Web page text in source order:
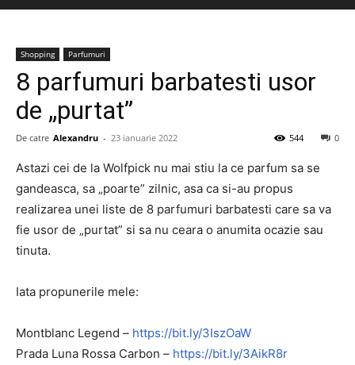
Shopping Parfumuri
8 parfumuri barbatesti usor
de „purtat”
De catre Alexandru - 23 ianuarie 2022 0
544
Astazi cei de la Wolfpick nu mai stiu la ce parfum sa se
gandeasca, sa „poarte” zilnic, asa ca si-au propus
realizarea unei liste de 8 parfumuri barbatesti care sa va
fie usor de „purtat” si sa nu ceara o anumita ocazie sau
tinuta.
Iata propunerile mele:
Montblanc Legend – https://bit.ly/3IszOaW
Prada Luna Rossa Carbon – https://bit.ly/3AikR8r